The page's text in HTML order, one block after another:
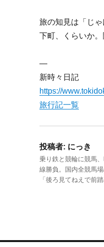
旅の知見は「じ
下町、くらいか
—
新時々日記
https://
旅行記一覧
投稿者: にっき
乗り鉄と競輪に競馬
線勝負。国内全競馬
「後ろ見てねえで前